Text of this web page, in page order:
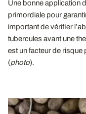
Une bonne application
primordiale pour
important de vérifier
tubercules avant une
est un facteur de
(photo).